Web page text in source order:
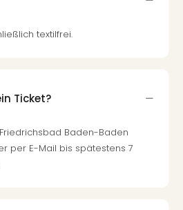
textilfrei.
Ticket?
Baden-Baden
per E-Mail bis spätestens 7